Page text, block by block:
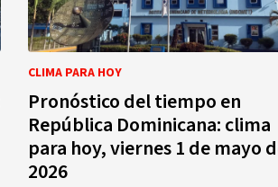
CLIMA PARA HOY
Pronóstico del tiempo en
República Dominicana: clima
para hoy, viernes 1 de mayo
2026